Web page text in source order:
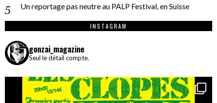
Un reportage pas neutre au PALP Festival, en Suisse
INSTAGRAM
gonzai_magazine
Seul le détail compte.